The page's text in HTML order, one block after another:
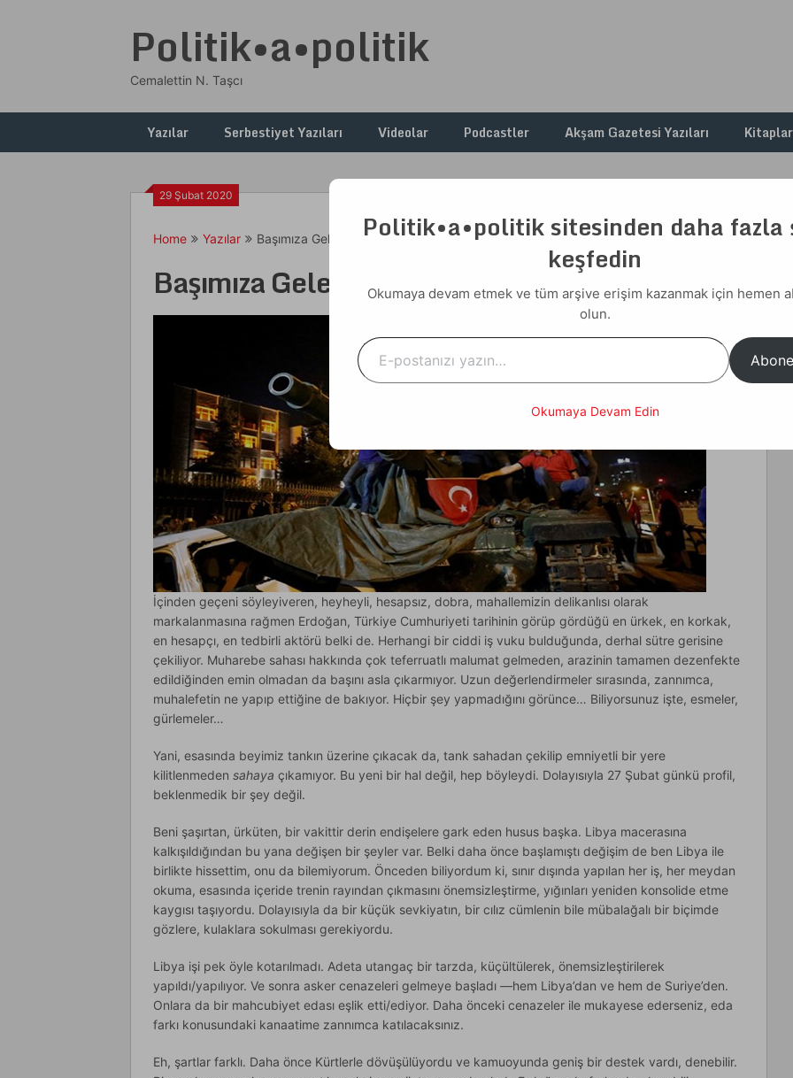
Politik•a•politik
Cemalettin N. Taşcı
Yazılar Serbestiyet Yazıları Videolar Podcastler Akşam Gazetesi Yazıları Kitaplar
29 Şubat 2020
Home Yazılar Başımıza Gelecek Var
Başımıza Gelecek Var
İçinden geçeni söyleyiveren, heyheyli, hesapsız, dobra, mahallemizin delikanlısı olarak
markalanmasına rağmen Erdoğan, Türkiye Cumhuriyeti tarihinin görüp gördüğü en ürkek, en korkak,
en hesapçı, en tedbirli aktörü belki de. Herhangi bir ciddi iş vuku bulduğunda, derhal sütre gerisine
çekiliyor. Muharebe sahası hakkında çok teferruatlı malumat gelmeden, arazinin tamamen dezenfekte
edildiğinden emin olmadan da başını asla çıkarmıyor. Uzun değerlendirmeler sırasında, zannımca,
muhalefetin ne yapıp ettiğine de bakıyor. Hiçbir şey yapmadığını görünce… Biliyorsunuz işte, esmeler,
gürlemeler…
Yani, esasında beyimiz tankın üzerine çıkacak da, tank sahadan çekilip emniyetli bir yere
kilitlenmeden sahaya çıkamıyor. Bu yeni bir hal değil, hep böyleydi. Dolayısıyla 27 Şubat günkü profil,
beklenmedik bir şey değil.
Beni şaşırtan, ürküten, bir vakittir derin endişelere gark eden husus başka. Libya macerasına
kalkışıldığından bu yana değişen bir şeyler var. Belki daha önce başlamıştı değişim de ben Libya ile
birlikte hissettim, onu da bilemiyorum. Önceden biliyordum ki, sınır dışında yapılan her iş, her meydan
okuma, esasında içeride trenin rayından çıkmasını önemsizleştirme, yığınları yeniden konsolide etme
kaygısı taşıyordu. Dolayısıyla da bir küçük sevkiyatın, bir cılız cümlenin bile mübalağalı bir biçimde
gözlere, kulaklara sokulması gerekiyordu.
Libya işi pek öyle kotarılmadı. Adeta utangaç bir tarzda, küçültülerek, önemsizleştirilerek
yapıldı/yapılıyor. Ve sonra asker cenazeleri gelmeye başladı —hem Libya’dan ve hem de Suriye’den.
Onlara da bir mahcubiyet edası eşlik etti/ediyor. Daha önceki cenazeler ile mukayese ederseniz, eda
farkı konusundaki kanaatime zannımca katılacaksınız.
Eh, şartlar farklı. Daha önce Kürtlerle dövüşülüyordu ve kamuoyunda geniş bir destek vardı, denebilir.
Politik•a•politik sitesinden daha fazla
keşfedin
Okumaya devam etmek ve tüm arşive erişim kazanmak için hemen
olun.
E-postanızı yazın…
Okumaya Devam Edin